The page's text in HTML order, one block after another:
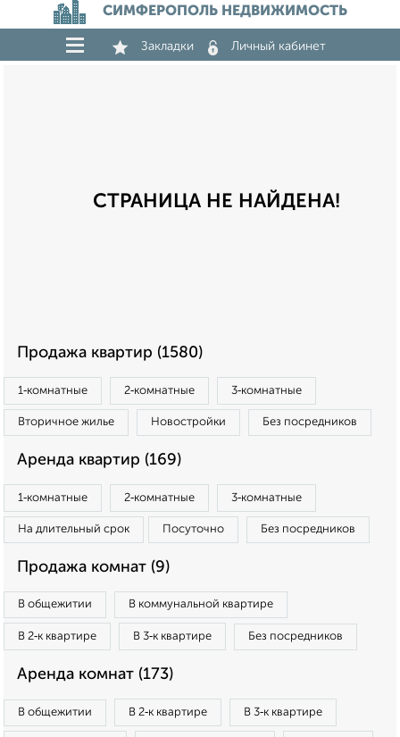
СИМФЕРОПОЛЬ НЕДВИЖИМОСТЬ
Закладки Личный кабинет
СТРАНИЦА НЕ НАЙДЕНА!
Продажа квартир (1580)
1‑комнатные 2‑комнатные 3‑комнатные
Вторичное жилье Новостройки Без посредников
Аренда квартир (169)
1‑комнатные 2‑комнатные 3‑комнатные
На длительный срок Посуточно Без посредников
Продажа комнат (9)
В общежитии В коммунальной квартире
В 2‑к квартире В 3‑к квартире Без посредников
Аренда комнат (173)
В общежитии В 2‑к квартире В 3‑к квартире